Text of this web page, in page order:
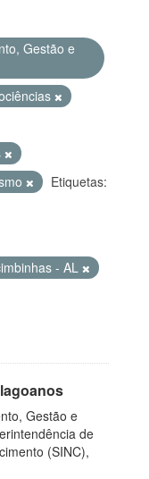
Gestão e
Etiquetas:
- AL
Gestão e
de
(SINC),